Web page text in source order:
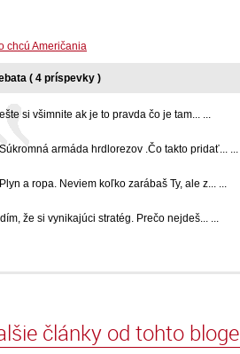
chcú Američania
( 4 príspevky )
si všimnite ak je to pravda čo je tam... ...
armáda hrdlorezov .Čo takto pridať... ...
a ropa. Neviem koľko zarábaš Ty, ale z... ...
že si vynikajúci stratég. Prečo nejdeš... ...
články od tohto